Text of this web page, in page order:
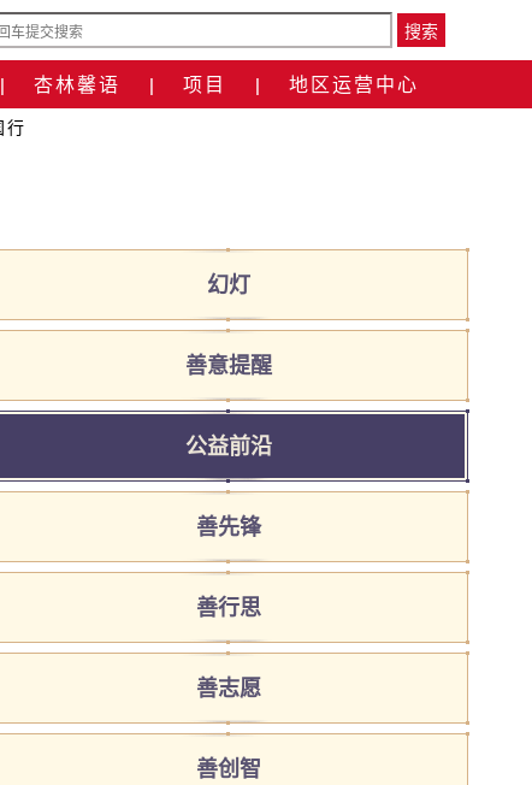
搜索
| 杏林馨语 | 项目 | 地区运营中心
行
幻灯
善意提醒
公益前沿
善先锋
善行思
善志愿
善创智